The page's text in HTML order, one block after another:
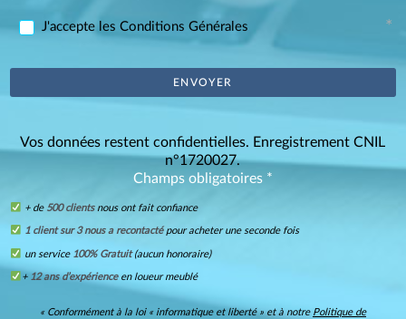
J'accepte les Conditions Générales
Vos données restent confidentielles. Enregistrement CNIL
n°1720027.
Champs obligatoires *
+ de 500 clientsnous ont fait confiance
1 client sur 3 nous a recontactépour acheter une seconde fois
un service 100% Gratuit(aucun honoraire)
+12 ans d’expérienceen loueur meublé
« Conformément à la loi « informatique et liberté » et à notre Politique de